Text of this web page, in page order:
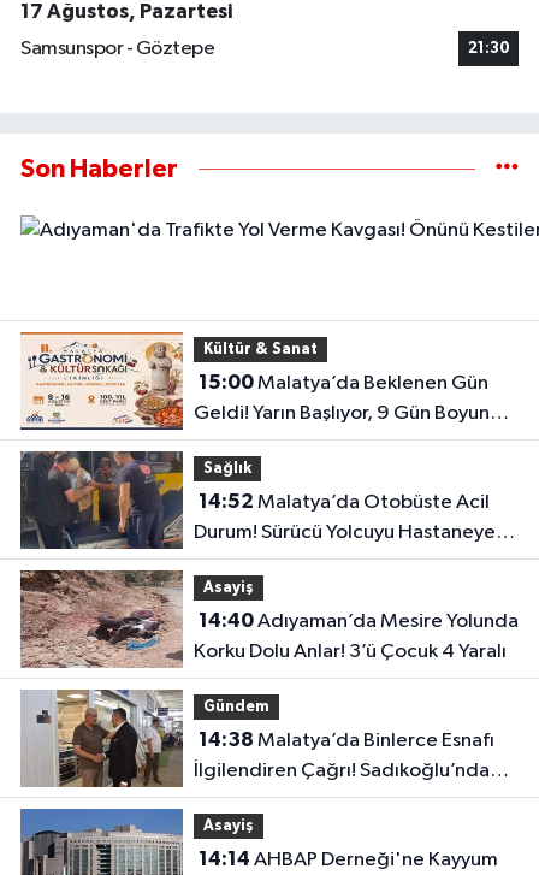
17 Ağustos, Pazartesi
Samsunspor - Göztepe
21:30
Son Haberler
Kültür & Sanat
15:00Malatya’da Beklenen Gün
Geldi! Yarın Başlıyor, 9 Gün Boyunca
Sürecek
Sağlık
14:52
Durum! Sürücü Yolcuyu Hastaneye
Yetiştirdi
Asayiş
14:40Adıyaman’da Mesire Yolunda
Korku Dolu Anlar! 3’ü Çocuk 4 Yaralı
Gündem
14:38
İlgilendiren Çağrı! Sadıkoğlu’ndan
Kura Fazlası İşyerleri İçin Yeni Talep
Asayiş
14:14